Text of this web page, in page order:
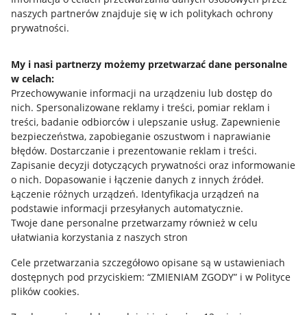
naszych partnerów znajduje się w ich politykach ochrony
prywatności.
My i nasi partnerzy możemy przetwarzać dane personalne
w celach:
Przechowywanie informacji na urządzeniu lub dostęp do
nich. Spersonalizowane reklamy i treści, pomiar reklam i
treści, badanie odbiorców i ulepszanie usług. Zapewnienie
bezpieczeństwa, zapobieganie oszustwom i naprawianie
błędów. Dostarczanie i prezentowanie reklam i treści.
Zapisanie decyzji dotyczących prywatności oraz informowanie
o nich. Dopasowanie i łączenie danych z innych źródeł.
Łączenie różnych urządzeń. Identyfikacja urządzeń na
podstawie informacji przesyłanych automatycznie.
Twoje dane personalne przetwarzamy również w celu
ułatwiania korzystania z naszych stron
Cele przetwarzania szczegółowo opisane są w ustawieniach
dostępnych pod przyciskiem: “ZMIENIAM ZGODY” i w Polityce
plików cookies.
Jak to działa
Allegro Gadane dla sprzedających
Allegro Gadane dla kupujących
Mapa miejscowości
Informacje prawne
Regulamin
Polityka plików "cookies"
Ustawienia plików "cookies"
Udostępnianie lokalizacji
Informacje dla Aktu o Usługach Cyfrowych